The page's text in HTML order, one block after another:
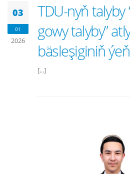
03
01
2026
TDU-nyň talyby
gowy talyby”
bäsleşiginiň
[...]